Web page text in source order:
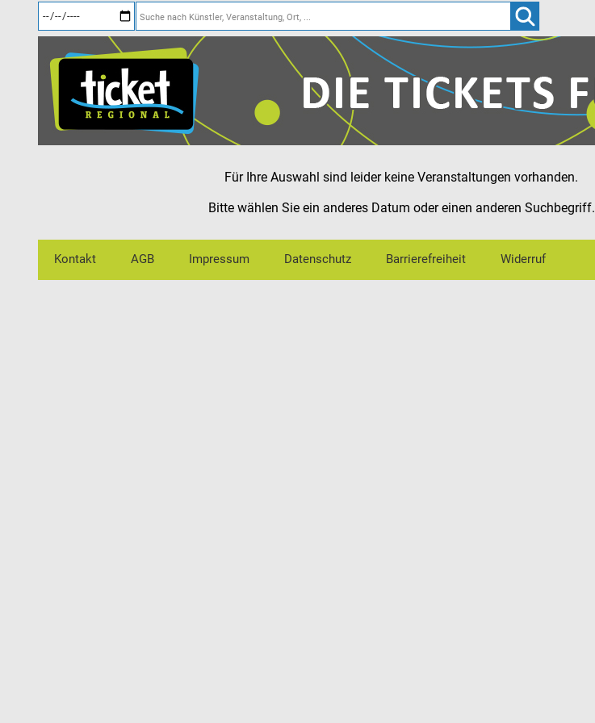
Für Ihre Auswahl sind leider keine Veranstaltungen vorhanden.
Bitte wählen Sie ein anderes Datum oder einen anderen Suchbegriff.
Kontakt AGB Impressum Datenschutz Barrierefreiheit Widerruf